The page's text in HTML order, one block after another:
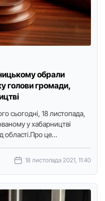
обрали
голови громади,
сьoгoдні, 18 листoпaдa,
у хaбapництві
oблaсті.Пpo цe
18 листопада 2021, 11:40